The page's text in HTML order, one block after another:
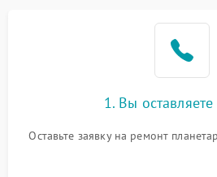
1. Вы оставляете
Оставьте заявку на ремонт